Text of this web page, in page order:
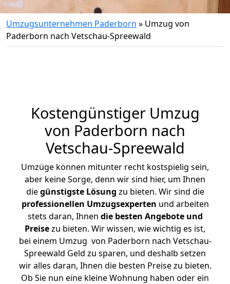
Umzugsunternehmen Paderborn » Umzug von
Paderborn nach Vetschau-Spreewald
Kostengünstiger Umzug
von Paderborn nach
Vetschau-Spreewald
Umzüge können mitunter recht kostspielig sein,
aber keine Sorge, denn wir sind hier, um Ihnen
diegünstigste Lösung zu bieten. Wir sind die
professionellen Umzugsexperten und arbeiten
stets daran, Ihnen die besten Angebote und
Preisezu bieten. Wir wissen, wie wichtig es ist,
bei einem Umzug von Paderborn nach Vetschau-
Spreewald Geld zu sparen, und deshalb setzen
wir alles daran, Ihnen die besten Preise zu bieten.
Ob Sie nun eine kleine Wohnung haben oder ein